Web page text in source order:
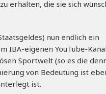
erhal­ten, die sie sich
nun end­lich ein
IBA-eige­nen You­Tube-
Sport­welt (so es die
von Bedeu­tung ist
ist.